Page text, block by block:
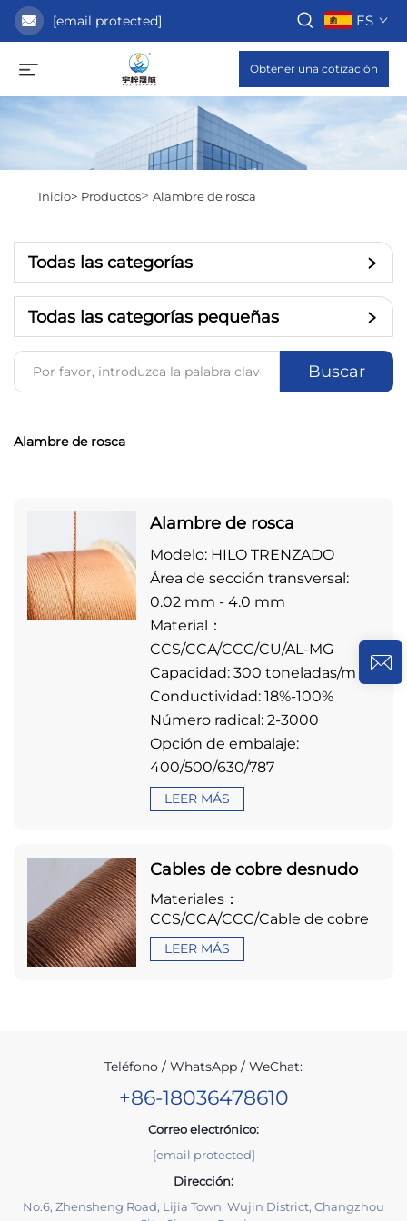
[email protected] ES
Obtener una cotización
Inicio> Productos> Alambre de rosca
Todas las categorías
Todas las categorías pequeñas
Buscar
Alambre de rosca
Alambre de rosca
Modelo: HILO TRENZADO
Área de sección transversal:
0.02 mm - 4.0 mm
Material：
CCS/CCA/CCC/CU/AL-MG
Capacidad: 300 toneladas/m
Conductividad: 18%-100%
Número radical: 2-3000
Opción de embalaje:
400/500/630/787
LEER MÁS
Cables de cobre desnudo
Materiales：
CCS/CCA/CCC/Cable de cobre
LEER MÁS
Teléfono / WhatsApp / WeChat:
+86-18036478610
Correo electrónico:
[email protected]
Dirección:
No.6, Zhensheng Road, Lijia Town, Wujin District, Changzhou